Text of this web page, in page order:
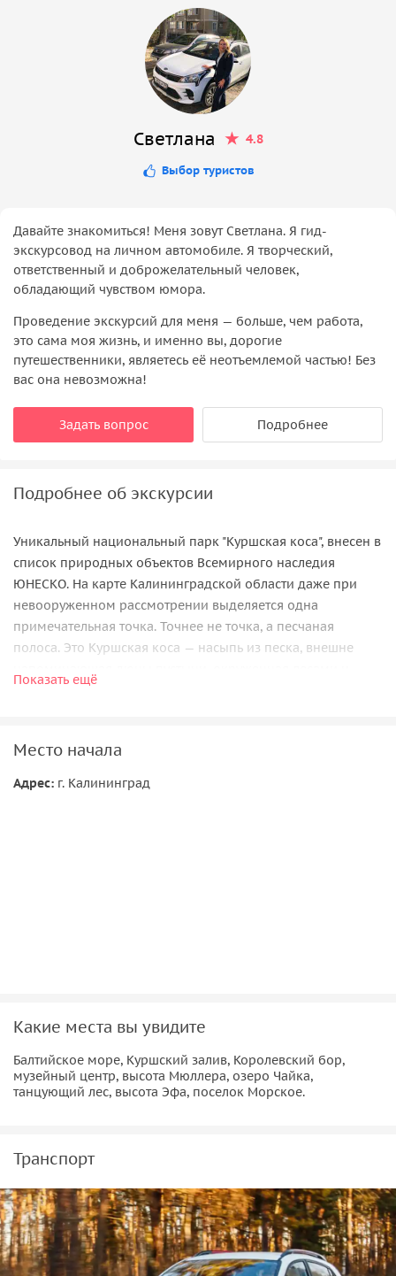
Светлана 4.8
Выбор туристов
Давайте знакомиться! Меня зовут Светлана. Я гид-
экскурсовод на личном автомобиле. Я творческий,
ответственный и доброжелательный человек,
обладающий чувством юмора.
Проведение экскурсий для меня — больше, чем работа,
это сама моя жизнь, и именно вы, дорогие
путешественники, являетесь её неотъемлемой частью! Без
вас она невозможна!
Задать вопрос Подробнее
Подробнее об экскурсии
Уникальный национальный парк "Куршская коса", внесен в
список природных объектов Всемирного наследия
ЮНЕСКО. На карте Калининградской области даже при
невооруженном рассмотрении выделяется одна
примечательная точка. Точнее не точка, а песчаная
полоса. Это Куршская коса — насыпь из песка, внешне
водой, разделяющая Балтийское море и Куршский залив.
Здесь вас ждут невероятные ландшафты, чистейший
воздух, знакомство с историей рукотворных дюн и
Показать ещё
Место начала
Адрес: г. Калининград
Какие места вы увидите
Балтийское море, Куршский залив, Королевский бор,
музейный центр, высота Мюллера, озеро Чайка,
танцующий лес, высота Эфа, поселок Морское.
Транспорт